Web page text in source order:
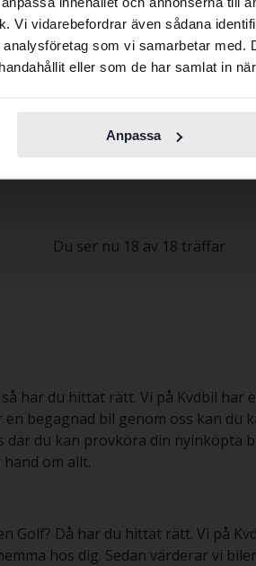
Vi vidarebefordrar även sådana
som vi samarbetar med.
eller som de har samlat in
Anpassa
5dr
Bensin/Etanol
Volkswagen Golf
VII 1.4 TGI BlueMotion
2018
Bensin/Gas
En värdering av
Du ser nu 18 av 18 träffar
har du hittat rätt. Vi på Kvdbil
begagnad bil genom oss kan du
du kan provköra din nyinköpta
om allt.
Golf? Då har du hittat rätt. Vi på
hos dig. Sedan värderar vi
all the same vehicles and services.
Continue in